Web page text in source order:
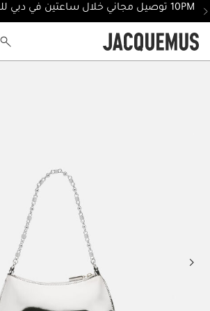
10PM توصيل مجاني خلال ساعتين في دبي للطلبات قبل الساعة